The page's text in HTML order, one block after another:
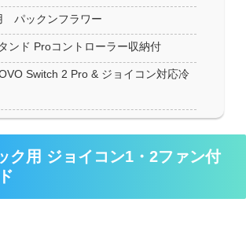
パックンフラワー
ンド Proコントローラー収納付
Switch 2 Pro & ジョイコン対応冷
ク用 ジョイコン1・2ファン付